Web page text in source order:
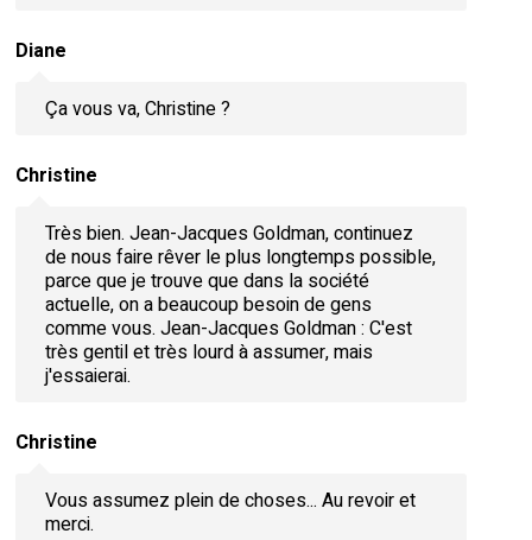
Diane
Ça vous va, Christine ?
Christine
Très bien. Jean-Jacques Goldman, continuez
de nous faire rêver le plus longtemps possible,
parce que je trouve que dans la société
actuelle, on a beaucoup besoin de gens
comme vous. Jean-Jacques Goldman : C'est
très gentil et très lourd à assumer, mais
j'essaierai.
Christine
Vous assumez plein de choses... Au revoir et
merci.